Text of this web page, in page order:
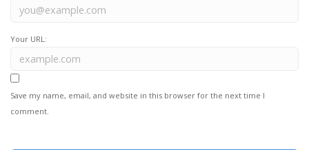
Your URL:
Save my name, email, and website in this browser for the next time I
comment.